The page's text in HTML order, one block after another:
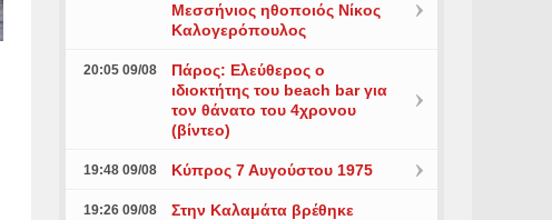
Μεσσήνιος ηθοποιός Νίκος
Καλογερόπουλος
20:05 09/08
Πάρος: Ελεύθερος ο
ιδιοκτήτης του beach bar για
τον θάνατο του 4χρονου
(βίντεο)
19:48 09/08 Κύπρος 7 Αυγούστου 1975
19:26 09/08
Στην Καλαμάτα βρέθηκε